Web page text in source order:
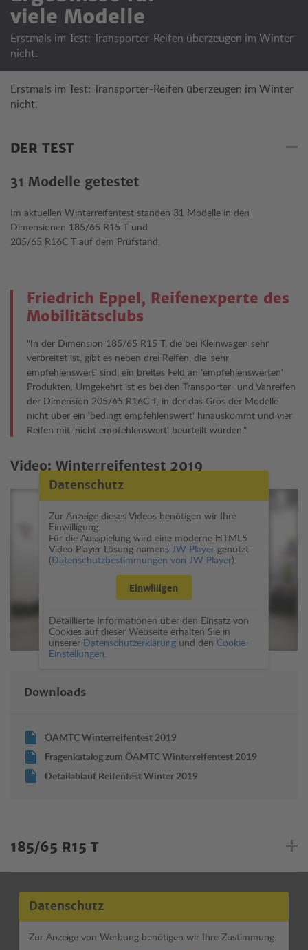
viele Modelle
Erstmals im Test: Transporter-Reifen überzeugen im Winter
nicht.
Erstmals im Test: Transporter-Reifen überzeugen im Winter
nicht.
DER TEST
31 Modelle getestet
Im aktuellen Winterreifentest standen 31 Modelle in den
Dimensionen 185/65 R15 T und
205/65 R16C T auf dem Prüfstand.
Friedrich Eppel, Reifenexperte des
Mobilitätsclubs
"In der Dimension 185/65 R15 T, die bei Kleinwagen sehr
verbreitet ist, gibt es neben drei Reifen, die 'sehr
empfehlenswert' sind, ein breites Feld an 'empfehlenswerten'
Produkten. Umgekehrt ist es bei den Transporter- und Vanreifen
der Dimension 205/65 R16C T, in der das Gros der Modelle
nicht über ein 'bedingt empfehlenswert' hinauskommt und vier
Reifen mit 'nicht empfehlenswert' beurteilt wurden."
Video: Winterreifentest 2019
Datenschutz
Zur Anzeige dieses Videos benötigen wir Ihre
Einwilligung.
Für die Ausspielung wird eine moderne HTML5
Video Player Lösung namens JW Playergenutzt
(Datenschutzbestimmungen von JW Player).
Einwilligen
Detaillierte Informationen über den Einsatz von
Cookies auf dieser Webseite erhalten Sie in
unserer Datenschutzerklärungund den Cookie-
Einstellungen.
Downloads
ÖAMTC Winterreifentest 2019
Fragenkatalog zum ÖAMTC Winterreifentest 2019
Detailablauf Reifentest Winter 2019
185/65 R15 T
Datenschutz
Zur Anzeige von Werbung benötigen wir Ihre Zustimmung.